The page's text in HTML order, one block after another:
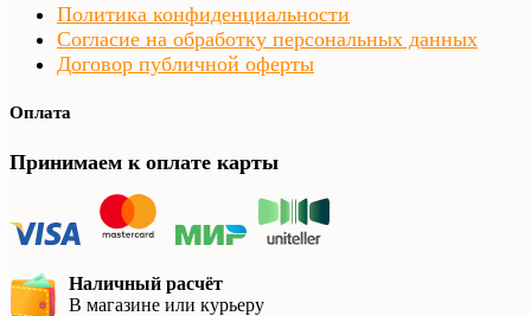
Политика конфиденциальности
Согласие на обработку персональных данных
Договор публичной оферты
Оплата
Принимаем к оплате карты
Наличный расчёт
В магазине или курьеру